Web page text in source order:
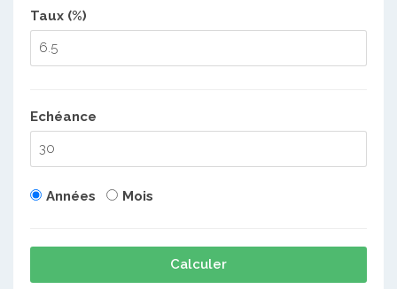
Taux (%)
Echéance
Années Mois
Calculer